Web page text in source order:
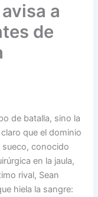
a
de
de batalla, sino la
que el dominio
conocido
en la jaula,
rival, Sean
hiela la sangre: